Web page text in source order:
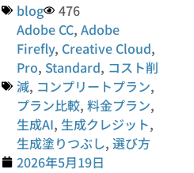
blog
476
Adobe CC,Adobe
Firefly, Creative Cloud,
Pro, Standard, コスト削
減, コンプリートプラン,
プラン比較,料金プラン,
生成AI, 生成クレジット,
生成塗りつぶし,選び方
2026年5月19日